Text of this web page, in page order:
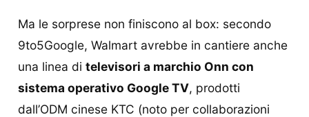
Ma le sorprese non finiscono al box: secondo
9to5Google, Walmart avrebbe in cantiere anche
una linea di televisori a marchio Onn con
sistema operativo Google TV, prodotti
dall’ODM cinese KTC (noto per collaborazioni